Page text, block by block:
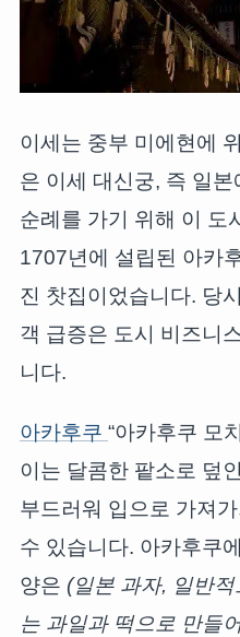
이세는 중부 미에현에
은 이세 대신궁, 즉 일본
순례를 가기 위해 이 도
1707년에 설립된 아카
진 찻집이었습니다. 당
객 급증은 도시 비즈니
니다.
아카후쿠 “아카후쿠 모
이는 달콤한 팥소로 덮
부드러워 입으로 가져
수 있습니다. 아카후쿠
양은 (일본 과자, 일반
는 과일과 떡으로 만들